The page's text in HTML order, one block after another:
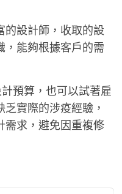
的設計師，收取的設
，能夠根據客戶的需
預算，也可以試著雇
實際的涉疫經驗，
需求，避免因重複修